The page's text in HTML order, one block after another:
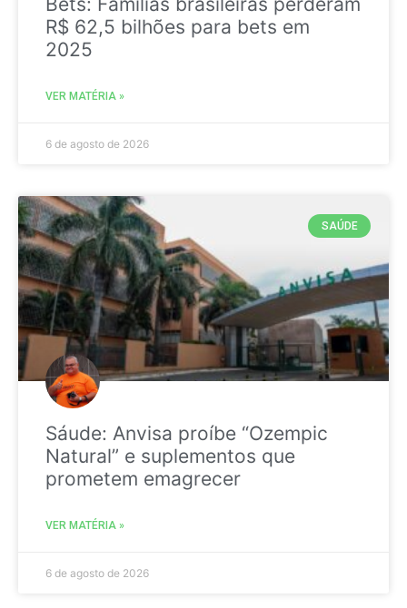
R$ 62,5 bilhões para bets em
2025
VER MATÉRIA »
6 de agosto de 2026
SAÚDE
Sáude: Anvisa proíbe “Ozempic
Natural” e suplementos que
prometem emagrecer
VER MATÉRIA »
6 de agosto de 2026